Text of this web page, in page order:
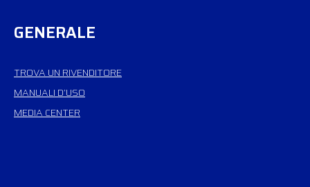
GENERALE
TROVA UN RIVENDITORE
MANUALI D’USO
MEDIA CENTER